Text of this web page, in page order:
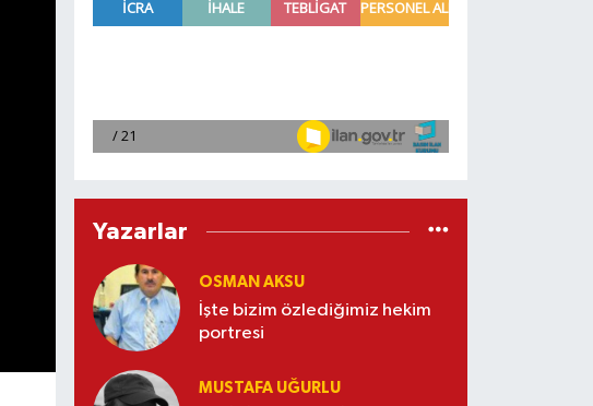
Yazarlar
OSMAN AKSU
İşte bizim özlediğimiz hekim
portresi
MUSTAFA UĞURLU